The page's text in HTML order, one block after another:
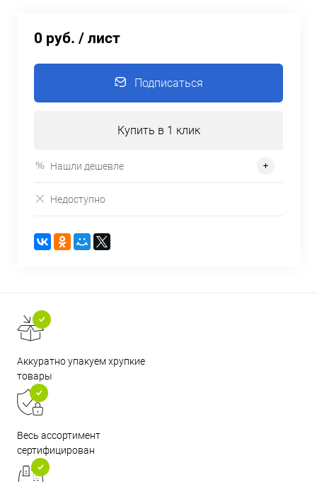
0 руб. / лист
Подписаться
Купить в 1 клик
Нашли дешевле
Недоступно
Аккуратно упакуем хрупкие
товары
Весь ассортимент
сертифицирован